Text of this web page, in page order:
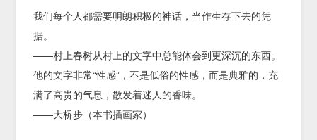
我们每个人都需要明朗积极的神话，当作生存下去的凭
据。
——村上春树从村上的文字中总能体会到更深沉的东西。
他的文字非常“性感”，不是低俗的性感，而是典雅的，充
满了高贵的气息，散发着迷人的香味。
——大桥步（本书插画家）